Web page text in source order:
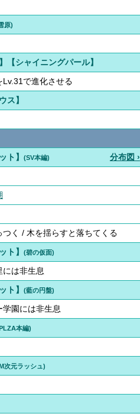
原)
【シャイニングパール】
Lv.31で進化させる
ス】
ト】
(SV本編)
分布図 ›
つく / 木を揺らすと落ちてくる
ト】
(碧の仮面)
には非生息
ト】
(藍の円盤)
学園には非生息
本編)
次元ラッシュ)